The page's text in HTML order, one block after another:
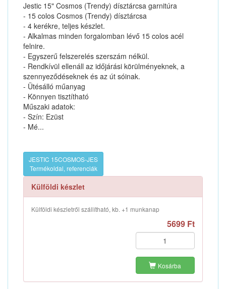
Jestic 15" Cosmos (Trendy) dísztárcsa garnitúra
- 15 colos Cosmos (Trendy) dísztárcsa
- 4 kerékre, teljes készlet.
- Alkalmas minden forgalomban lévő 15 colos acél
felnire.
- Egyszerű felszerelés szerszám nélkül.
- Rendkívül ellenáll az időjárási körülményeknek, a
szennyeződéseknek és az út sóinak.
- Ütésálló műanyag
- Könnyen tisztítható
Műszaki adatok:
- Szín: Ezüst
- Mé...
JESTIC 15COSMOS-JES
Termékoldal, referenciák
Külföldi készlet
Külföldi készletről szállítható, kb. +1 munkanap
5699 Ft
Kosárba